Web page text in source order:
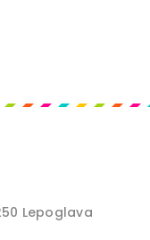
Lepoglava